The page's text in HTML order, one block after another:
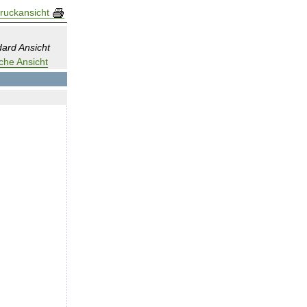
Ansicht
Ansicht